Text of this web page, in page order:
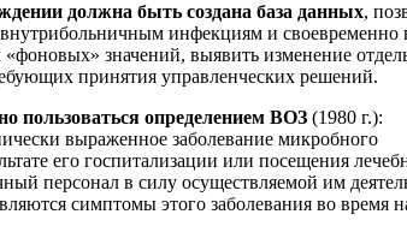
должна быть создана база данных,
инфекциям и своевременно
значений, выявить изменение
принятия управленческих решений.
пользоваться определением ВОЗ (1980 г.):
выраженное заболевание микробного
его госпитализации или посещения
персонал в силу осуществляемой им
симптомы этого заболевания во время